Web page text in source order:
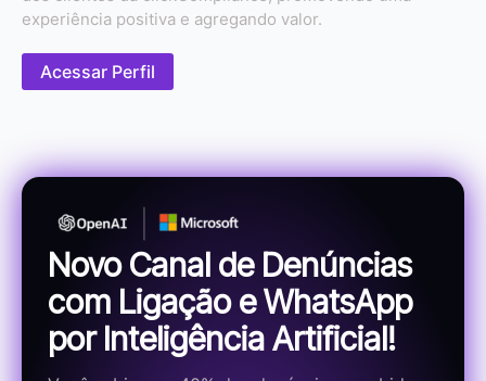
experiência positiva e agregando valor.
Acessar Perfil
Novo Canal de Denúncias
com Ligação e WhatsApp
por Inteligência Artificial!